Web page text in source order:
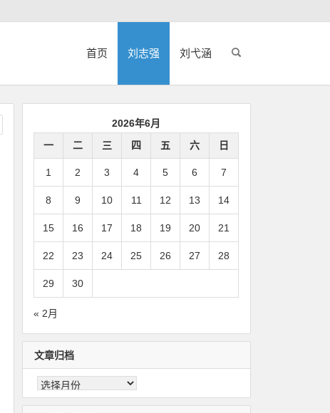
首页 刘志强 刘弋涵
2026年6月
一
二 三 四 五 六 日
1 2 3 4 5 6 7
8 9 10 11 12 13 14
15 16 17 18 19 20 21
22 23 24 25 26 27 28
29 30
« 2月
文章归档